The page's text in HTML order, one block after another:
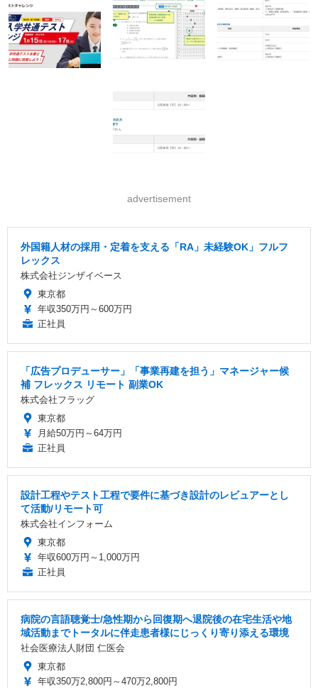
advertisement
外国籍人材の採用・定着を支える「RA」未経験OK」フルフ
レックス
株式会社ジンザイベース
東京都
年収350万円～600万円
正社員
「広告プロデューサー」「事業再建を担う」マネージャー候
補 フレックス リモート 副業OK
株式会社フラッグ
東京都
月給50万円～64万円
正社員
設計工程やテスト工程で要件に基づき設計のレビュアーとし
て活動/リモート可
株式会社インフォーム
東京都
年収600万円～1,000万円
正社員
病院の言語聴覚士/急性期から回復期へ退院後の在宅生活や地
域活動までトータルに伴走患者様にじっくり寄り添える環境
社会医療法人財団 仁医会
東京都
年収350万2,800円～470万2,800円